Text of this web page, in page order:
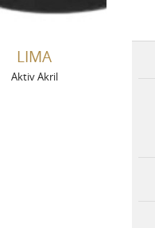
LIMA
Aktiv Akril